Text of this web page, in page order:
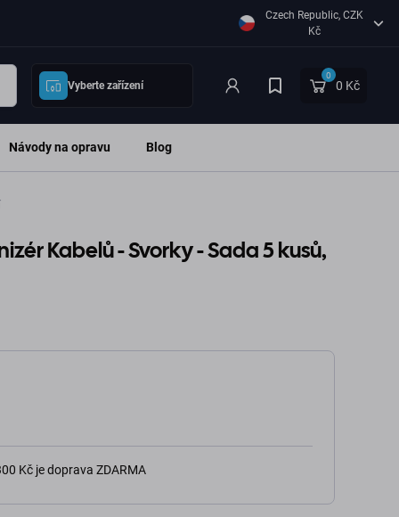
Czech Republic, CZK
Kč
Vyberte zařízení
0
0 Kč
Návody na opravu Blog
Kabelů - Svorky - Sada 5 kusů,
Kč je doprava ZDARMA